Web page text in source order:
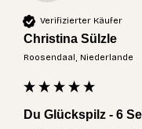
Verifizierter Käufer
Christina Sülzle
Roosendaal, Niederlande
Du Glückspilz - 6